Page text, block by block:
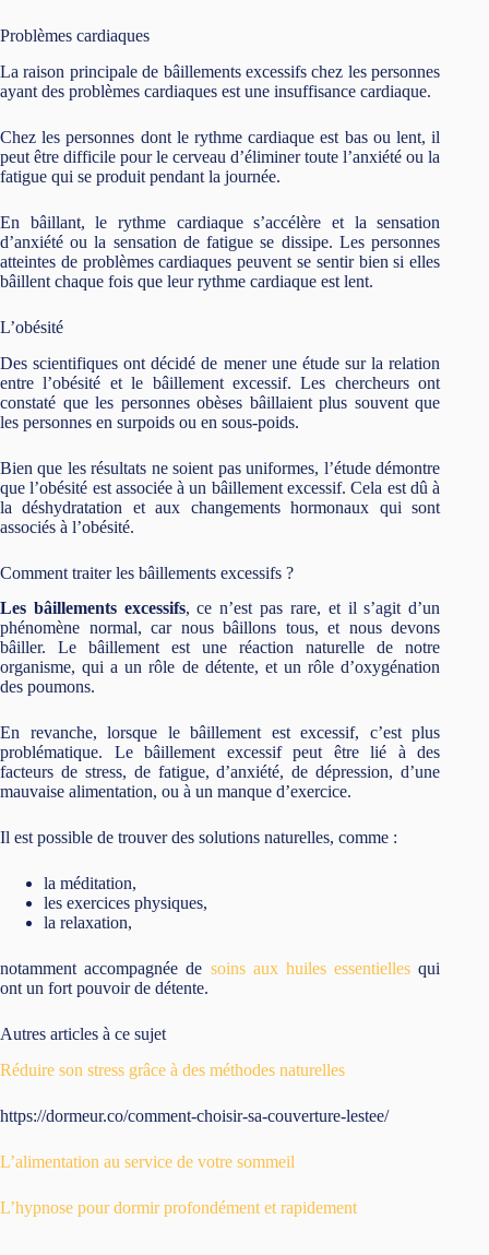
Problèmes cardiaques
La raison principale de bâillements excessifs chez les personnes
ayant des problèmes cardiaques est une insuffisance cardiaque.
Chez les personnes dont le rythme cardiaque est bas ou lent, il
peut être difficile pour le cerveau d’éliminer toute l’anxiété ou la
fatigue qui se produit pendant la journée.
En bâillant, le rythme cardiaque s’accélère et la sensation
d’anxiété ou la sensation de fatigue se dissipe. Les personnes
atteintes de problèmes cardiaques peuvent se sentir bien si elles
bâillent chaque fois que leur rythme cardiaque est lent.
L’obésité
Des scientifiques ont décidé de mener une étude sur la relation
entre l’obésité et le bâillement excessif. Les chercheurs ont
constaté que les personnes obèses bâillaient plus souvent que
les personnes en surpoids ou en sous-poids.
Bien que les résultats ne soient pas uniformes, l’étude démontre
que l’obésité est associée à un bâillement excessif. Cela est dû à
la déshydratation et aux changements hormonaux qui sont
associés à l’obésité.
Comment traiter les bâillements excessifs ?
Les bâillements excessifs, ce n’est pas rare, et il s’agit d’un
phénomène normal, car nous bâillons tous, et nous devons
bâiller. Le bâillement est une réaction naturelle de notre
organisme, qui a un rôle de détente, et un rôle d’oxygénation
des poumons.
En revanche, lorsque le bâillement est excessif, c’est plus
problématique. Le bâillement excessif peut être lié à des
facteurs de stress, de fatigue, d’anxiété, de dépression, d’une
mauvaise alimentation, ou à un manque d’exercice.
Il est possible de trouver des solutions naturelles, comme :
la méditation,
les exercices physiques,
la relaxation,
notamment accompagnée de soins aux huiles essentielles qui
ont un fort pouvoir de détente.
Autres articles à ce sujet
Réduire son stress grâce à des méthodes naturelles
https://dormeur.co/comment-choisir-sa-couverture-lestee/
L’alimentation au service de votre sommeil
L’hypnose pour dormir profondément et rapidement